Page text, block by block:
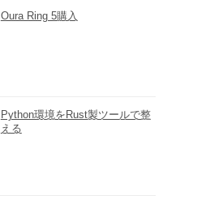
Oura Ring 5購入
Python環境をRust製ツールで整
える